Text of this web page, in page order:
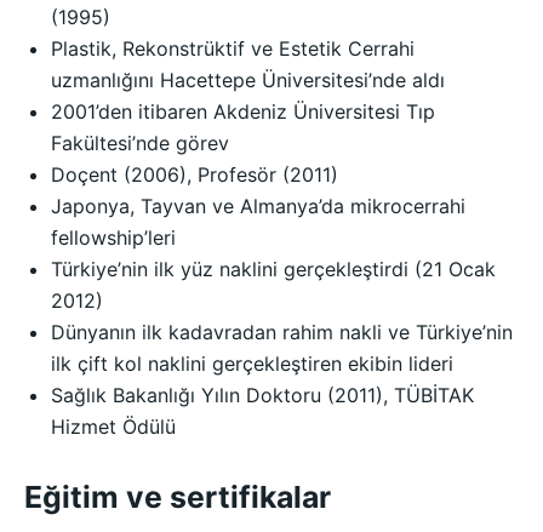
(1995)
Plastik, Rekonstrüktif ve Estetik Cerrahi
uzmanlığını Hacettepe Üniversitesi’nde aldı
2001’den itibaren Akdeniz Üniversitesi Tıp
Fakültesi’nde görev
Doçent (2006), Profesör (2011)
Japonya, Tayvan ve Almanya’da mikrocerrahi
fellowship’leri
Türkiye’nin ilk yüz naklini gerçekleştirdi (21 Ocak
2012)
Dünyanın ilk kadavradan rahim nakli ve Türkiye’nin
ilk çift kol naklini gerçekleştiren ekibin lideri
Sağlık Bakanlığı Yılın Doktoru (2011), TÜBİTAK
Hizmet Ödülü
Eğitim ve sertifikalar